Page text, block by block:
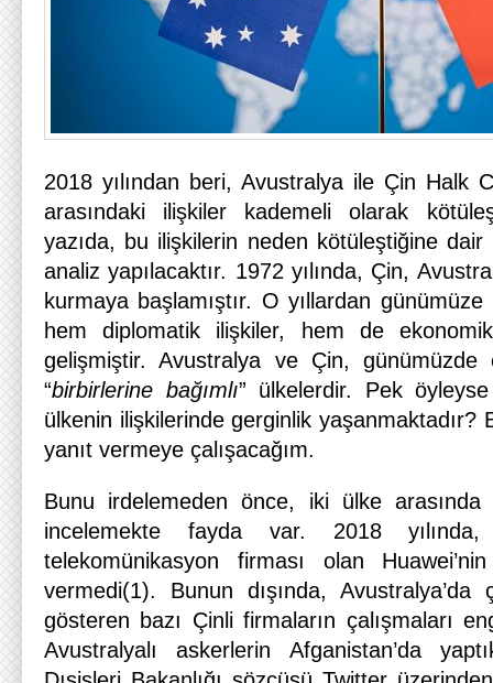
2018 yılından beri, Avustralya ile Çin Halk
arasındaki ilişkiler kademeli olarak
yazıda, bu ilişkilerin neden kötüleştiğine
analiz yapılacaktır. 1972 yılında, Çin,
kurmaya başlamıştır. O yıllardan
hem diplomatik ilişkiler, hem de
gelişmiştir. Avustralya ve Çin, günümüzde
“birbirlerine bağımlı” ülkelerdir. Pek
ülkenin ilişkilerinde gerginlik yaşanmaktadır?
yanıt vermeye çalışacağım.
Bunu irdelemeden önce, iki ülke arasında
incelemekte fayda var. 2018
telekomünikasyon firması olan
vermedi(1). Bunun dışında,
gösteren bazı Çinli firmaların çalışmaları
Avustralyalı askerlerin Afganistan’da